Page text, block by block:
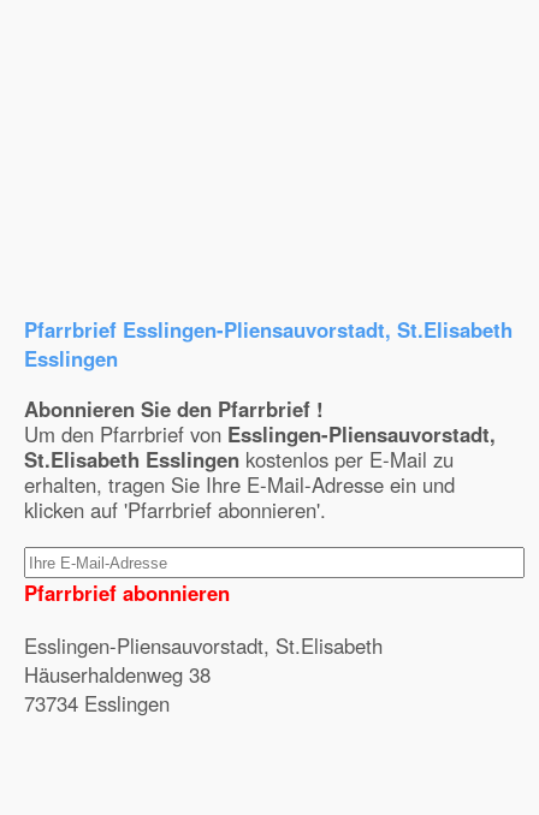
Pfarrbrief Esslingen-Pliensauvorstadt, St.Elisabeth
Esslingen
Abonnieren Sie den Pfarrbrief !
Um den Pfarrbrief von Esslingen-Pliensauvorstadt,
St.Elisabeth Esslingen kostenlos per E-Mail zu
erhalten, tragen Sie Ihre E-Mail-Adresse ein und
klicken auf 'Pfarrbrief abonnieren'.
Pfarrbrief abonnieren
Esslingen-Pliensauvorstadt, St.Elisabeth
Häuserhaldenweg 38
73734 Esslingen